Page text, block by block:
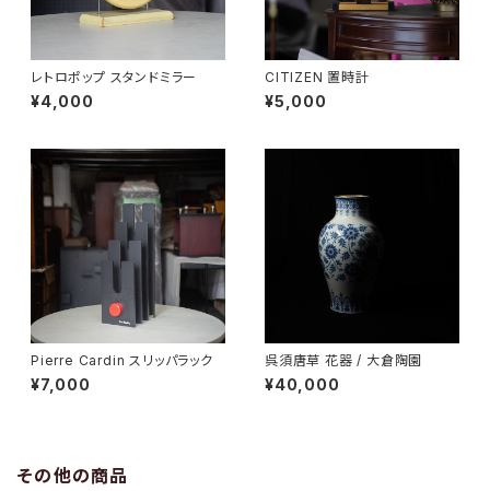
レトロポップ スタンドミラー
¥4,000
CITIZEN 置時計
¥5,000
Pierre Cardin スリッパラック
¥7,000
呉須唐草 花器 / 大倉陶園
¥40,000
その他の商品